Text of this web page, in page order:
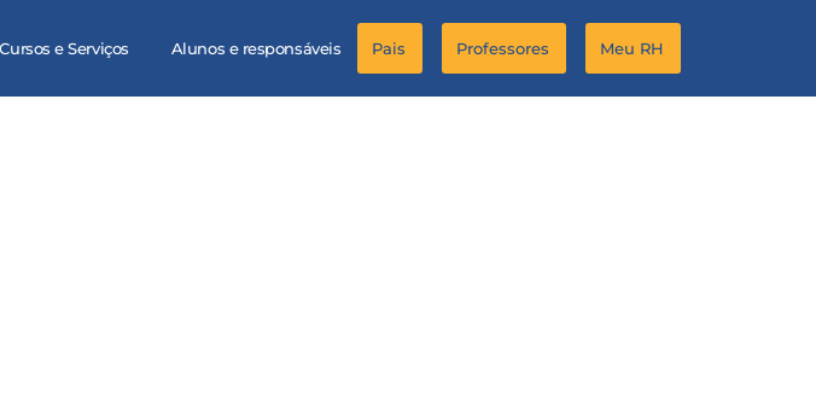
Cursos e Serviços Alunos e responsáveis Pais Professores Meu RH